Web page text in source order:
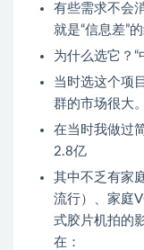
有些需求不会
就是“信息差”的
为什么选它？“
当时选这个项
群的市场很大。
在当时我做过
2.8亿
其中不乏有家
流行）、家庭
式胶片机拍的
在：